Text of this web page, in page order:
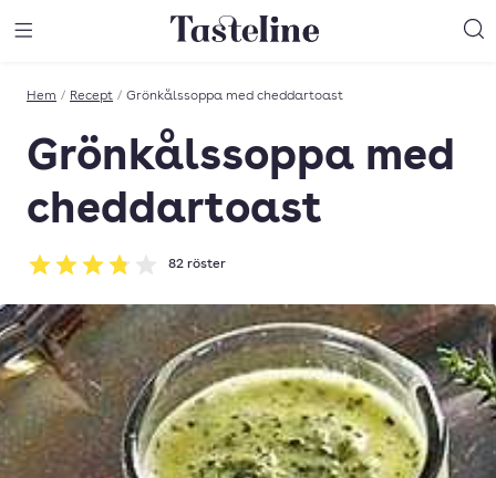
Till Tastelines startsida
Hem / Recept / Grönkålssoppa med cheddartoast
Grönkålssoppa med
cheddartoast
Betyg: 3.8 av 5
82 röster